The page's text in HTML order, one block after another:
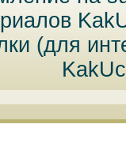
(для